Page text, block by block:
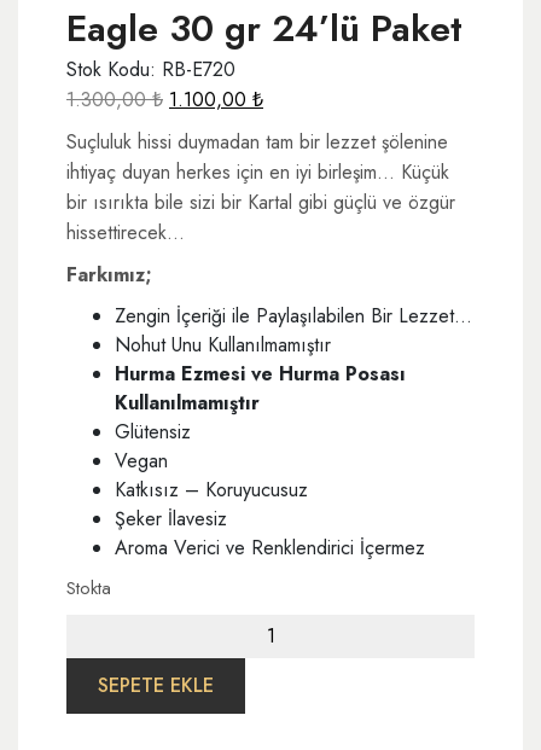
Eagle 30 gr 24’lü Paket
Stok Kodu: RB-E720
1.300,00₺ Orijinal
fiyat:
1.300,00 ₺.
1.100,00 ₺Şu
andaki
fiyat:
1.100,00 ₺.
Suçluluk hissi duymadan tam bir lezzet şölenine
ihtiyaç duyan herkes için en iyi birleşim… Küçük
bir ısırıkta bile sizi bir Kartal gibi güçlü ve özgür
hissettirecek…
Farkımız;
Zengin İçeriği ile Paylaşılabilen Bir Lezzet…
Nohut Unu Kullanılmamıştır
Hurma Ezmesi ve Hurma Posası
Kullanılmamıştır
Glütensiz
Vegan
Katkısız – Koruyucusuz
Şeker İlavesiz
Aroma Verici ve Renklendirici İçermez
Stokta
30
24'lü
SEPETE EKLE